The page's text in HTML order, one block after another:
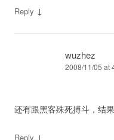
Reply ↓
wuzhez
2008/11/05 at
还有跟黑客殊死搏斗，结
Reply ↓